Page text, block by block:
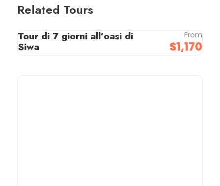
Related Tours
Tour di 7 giorni all’oasi di
Siwa
From
$1,170